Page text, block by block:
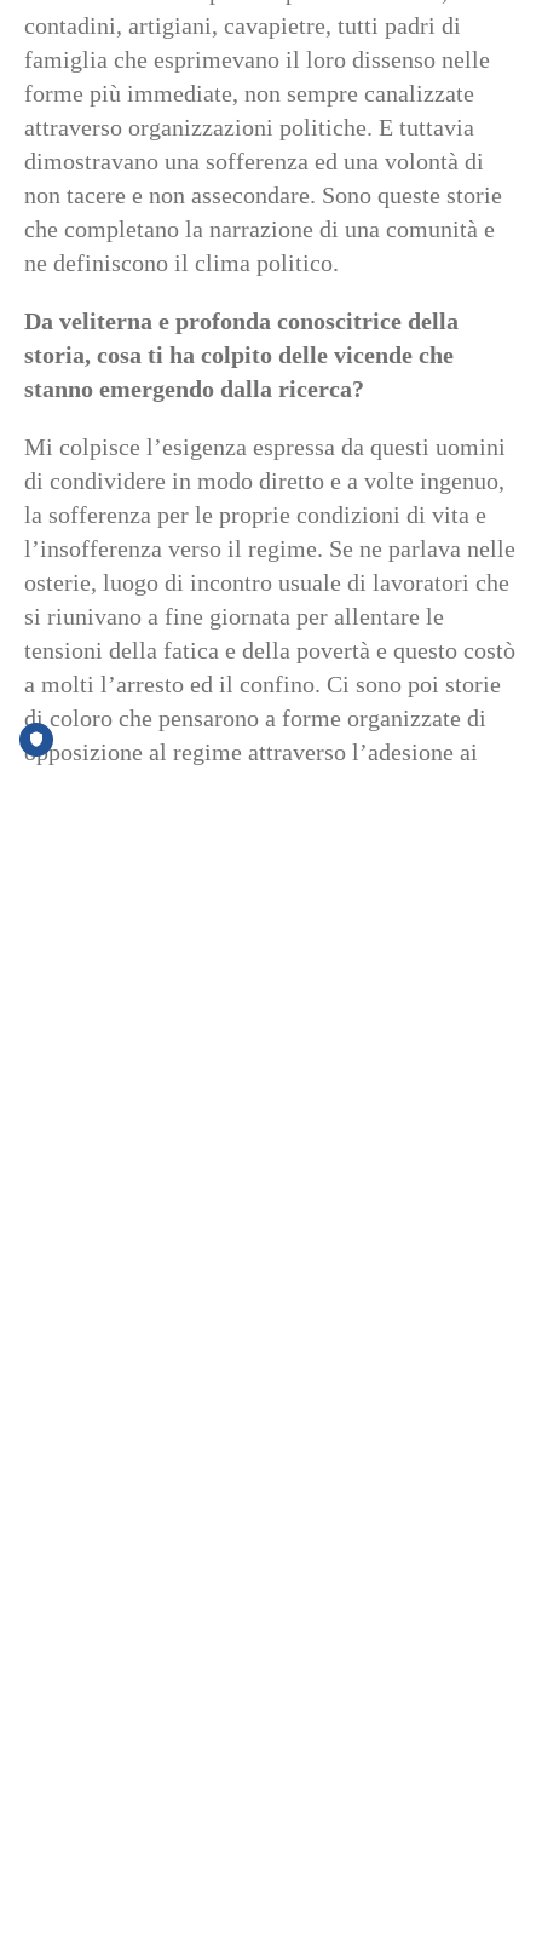
contadini, artigiani, cavapietre, tutti padri di
famiglia che esprimevano il loro dissenso nelle
forme più immediate, non sempre canalizzate
attraverso organizzazioni politiche. E tuttavia
dimostravano una sofferenza ed una volontà di
non tacere e non assecondare. Sono queste storie
che completano la narrazione di una comunità e
ne definiscono il clima politico.
Da veliterna e profonda conoscitrice della
storia, cosa ti ha colpito delle vicende che
stanno emergendo dalla ricerca?
Mi colpisce l’esigenza espressa da questi uomini
di condividere in modo diretto e a volte ingenuo,
la sofferenza per le proprie condizioni di vita e
l’insofferenza verso il regime. Se ne parlava nelle
osterie, luogo di incontro usuale di lavoratori che
si riunivano a fine giornata per allentare le
tensioni della fatica e della povertà e questo costò
a molti l’arresto ed il confino. Ci sono poi storie
di coloro che pensarono a forme organizzate di
opposizione al regime attraverso l’adesione ai